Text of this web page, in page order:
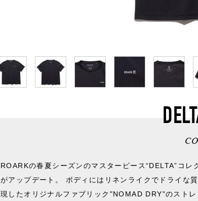
ROARKの春夏シーズンのマスターピース“DELTA”コレ
がアップデート。 ボディにはリネンライクでドライな
現したオリジナルファブリック"NOMAD DRY"のストレ